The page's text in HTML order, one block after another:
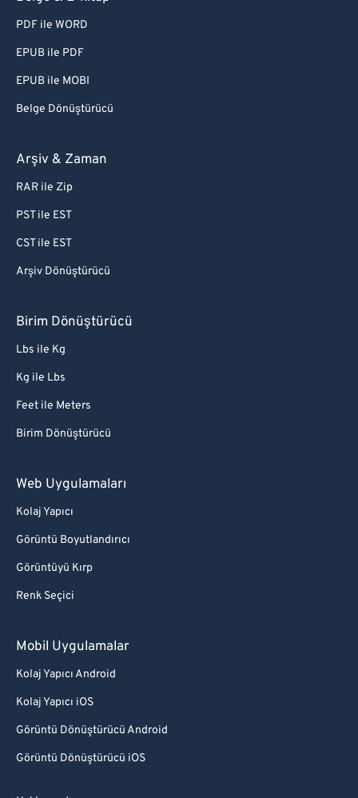
PDF ile WORD
EPUB ile PDF
EPUB ile MOBI
Belge Dönüştürücü
Arşiv & Zaman
RAR ile Zip
PST ile EST
CST ile EST
Arşiv Dönüştürücü
Birim Dönüştürücü
Lbs ile Kg
Kg ile Lbs
Feet ile Meters
Birim Dönüştürücü
Web Uygulamaları
Kolaj Yapıcı
Görüntü Boyutlandırıcı
Görüntüyü Kırp
Renk Seçici
Mobil Uygulamalar
Kolaj Yapıcı Android
Kolaj Yapıcı iOS
Görüntü Dönüştürücü Android
Görüntü Dönüştürücü iOS